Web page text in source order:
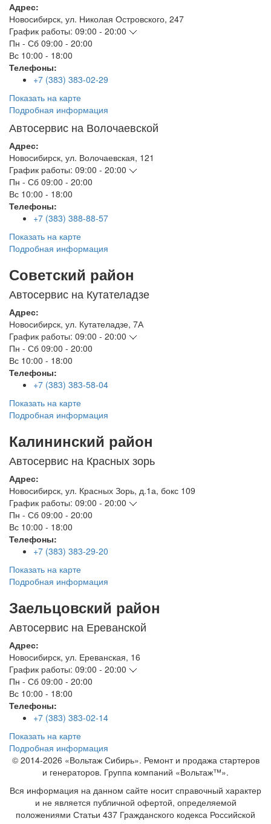
Адрес:
Новосибирск, ул. Николая Островского, 247
График работы: 09:00 - 20:00
Пн - Сб 09:00 - 20:00
Вс 10:00 - 18:00
Телефоны:
+7 (383) 383-02-29
Показать на карте
Подробная информация
Автосервис на Волочаевской
Адрес:
Новосибирск, ул. Волочаевская, 121
График работы: 09:00 - 20:00
Пн - Сб 09:00 - 20:00
Вс 10:00 - 18:00
Телефоны:
+7 (383) 388-88-57
Показать на карте
Подробная информация
Советский район
Автосервис на Кутателадзе
Адрес:
Новосибирск, ул. Кутателадзе, 7А
График работы: 09:00 - 20:00
Пн - Сб 09:00 - 20:00
Вс 10:00 - 18:00
Телефоны:
+7 (383) 383-58-04
Показать на карте
Подробная информация
Калининский район
Автосервис на Красных зорь
Адрес:
Новосибирск, ул. Красных Зорь, д.1а, бокс 109
График работы: 09:00 - 20:00
Пн - Сб 09:00 - 20:00
Вс 10:00 - 18:00
Телефоны:
+7 (383) 383-29-20
Показать на карте
Подробная информация
Заельцовский район
Автосервис на Ереванской
Адрес:
Новосибирск, ул. Ереванская, 16
График работы: 09:00 - 20:00
Пн - Сб 09:00 - 20:00
Вс 10:00 - 18:00
Телефоны:
+7 (383) 383-02-14
Показать на карте
Подробная информация
© 2014-2026 «Вольтаж Сибирь». Ремонт и продажа стартеров
и генераторов. Группа компаний «Вольтаж™».
Вся информация на данном сайте носит справочный характер
и не является публичной офертой, определяемой
положениями Статьи 437 Гражданского кодекса Российской